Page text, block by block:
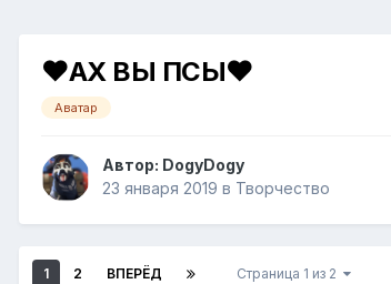
❤АХ ВЫ ПСЫ❤
Аватар
Автор: DogyDogy
23 января 2019 в Творчество
1 2 ВПЕРЁД Страница 1 из 2